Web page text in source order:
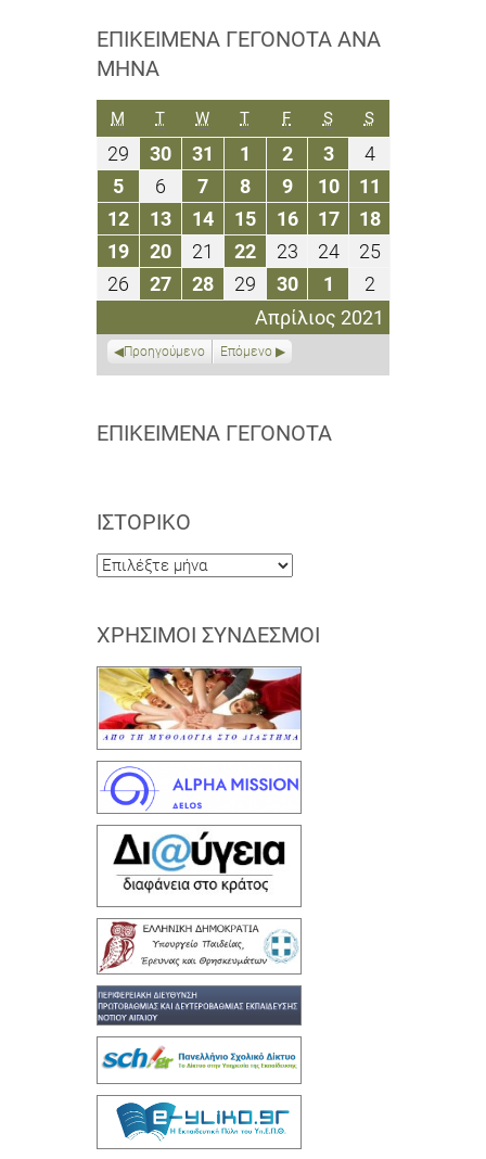
ΕΠΙΚΕΊΜΕΝΑ ΓΕΓΟΝΌΤΑ ΑΝΆ
ΜΉΝΑ
Απρίλιος 2021
M ΔΕΥΤΈΡΑ
TΤΡΊΤΗ
WΤΕΤΆΡΤΗ
TΠΈΜΠΤΗ
FΠΑΡΑΣΚΕΥΉ
SΣΆΒΒΑΤΟ
SΚΥΡΙΑΚΉ
29
Μαρτίου
2021
3030
Μαρτίου
2021
31
Μαρτίου
2021
1
Απριλίου
2021
22
Απριλίου
2021
33
Απριλίου
2021
44
Απριλίου
2021
55
Απριλίου
2021
6
Απριλίου
2021
77
Απριλίου
2021
88
Απριλίου
2021
99
Απριλίου
2021
1010
Απριλίου
2021
11
Απριλίου
2021
1212
Απριλίου
2021
1313
Απριλίου
2021
1414
Απριλίου
2021
1515
Απριλίου
2021
1616
Απριλίου
2021
1717
Απριλίου
2021
1818
Απριλίου
2021
1919
Απριλίου
2021
2020
Απριλίου
2021
21
Απριλίου
2021
2222
Απριλίου
2021
2323
Απριλίου
2021
2424
Απριλίου
2021
2525
2021
26
Απριλίου
2727
Απριλίου
2828
Απριλίου
2021
29
Απριλίου
2021
3030
Απριλίου
2021
1
Μαΐου
2021
22
Μαΐου
2021
Προηγούμενο Επόμενο
ΕΠΙΚΕΊΜΕΝΑ ΓΕΓΟΝΌΤΑ
ΙΣΤΟΡΙΚΌ
Ιστορικό
ΧΡΉΣΙΜΟΙ ΣΎΝΔΕΣΜΟΙ